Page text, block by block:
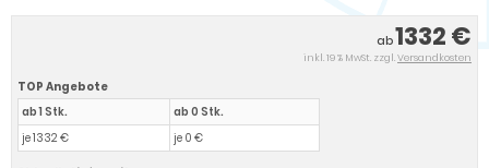
ab1332 €
inkl. 19 % MwSt. zzgl.Versandkosten
TOP Angebote
ab 1 Stk.
je 1332 €
ab 0 Stk.
je 0 €